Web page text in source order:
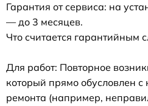
Гарантия от сервиса: на
— до 3 месяцев.
Что считается гарантийным
Для работ: Повторное
который прямо обусловлен с
ремонта (например,